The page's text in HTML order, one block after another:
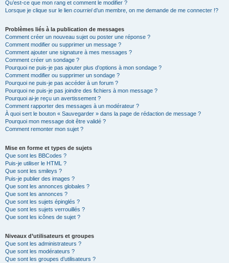
Qu’est-ce que mon rang et comment le modifier ?
Lorsque je clique sur le lien courrield’un membre, on me demande de me connecter !?
Problèmes liés à la publication de messages
Comment créer un nouveau sujet ou poster une réponse ?
Comment modifier ou supprimer un message ?
Comment ajouter une signature à mes messages ?
Comment créer un sondage ?
Pourquoi ne puis-je pas ajouter plus d’options à mon sondage ?
Comment modifier ou supprimer un sondage ?
Pourquoi ne puis-je pas accéder à un forum ?
Pourquoi ne puis-je pas joindre des fichiers à mon message ?
Pourquoi ai-je reçu un avertissement ?
Comment rapporter des messages à un modérateur ?
À quoi sert le bouton « Sauvegarder » dans la page de rédaction de message ?
Pourquoi mon message doit être validé ?
Comment remonter mon sujet ?
Mise en forme et types de sujets
Que sont les BBCodes ?
Puis-je utiliser le HTML ?
Que sont les smileys ?
Puis-je publier des images ?
Que sont les annonces globales ?
Que sont les annonces ?
Que sont les sujets épinglés ?
Que sont les sujets verrouillés ?
Que sont les icônes de sujet ?
Niveaux d’utilisateurs et groupes
Que sont les administrateurs ?
Que sont les modérateurs ?
Que sont les groupes d’utilisateurs ?